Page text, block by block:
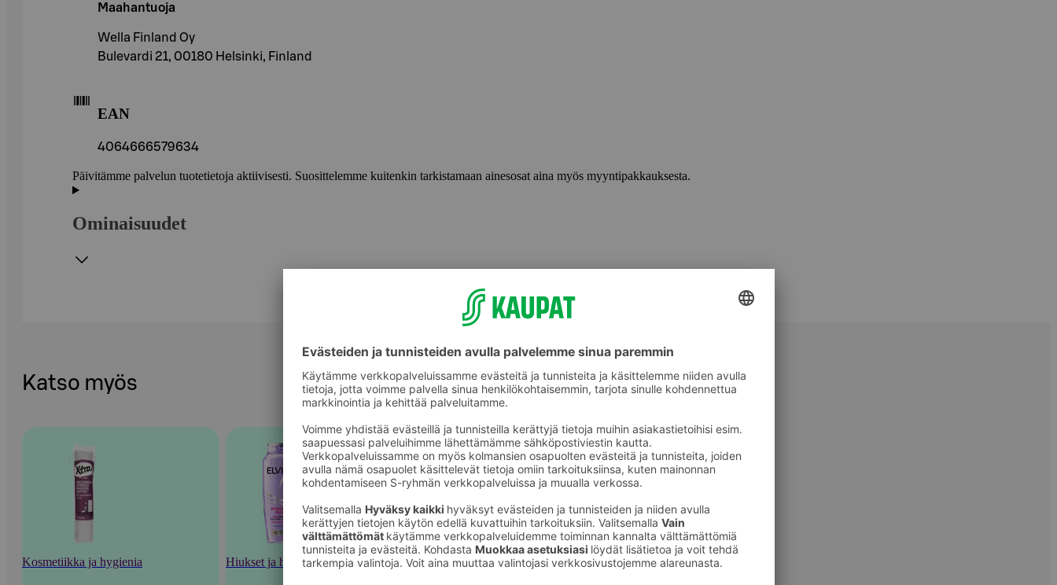
Maahantuoja
Wella Finland Oy
Bulevardi 21, 00180 Helsinki, Finland
EAN
4064666579634
Päivitämme palvelun tuotetietoja aktiivisesti. Suosittelemme kuitenkin tarkistamaan ainesosat aina myös myyntipakkauksesta.
Ominaisuudet
Katso myös
Kosmetiikka ja hygienia Hiukset ja hiustenhoito Hiusten kevytvärit